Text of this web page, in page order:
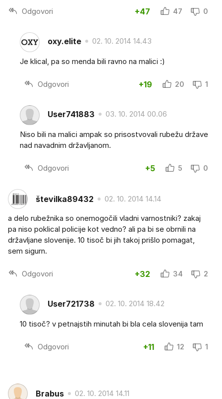
Odgovori +47 47 0
oxy.elite 02. 10. 2014 14.43
Je klical, pa so menda bili ravno na malici :)
Odgovori +19 20 1
User741883 03. 10. 2014 00.06
Niso bili na malici ampak so prisostvovali rubežu države
nad navadnim državljanom.
Odgovori +5 5 0
številka89432 02. 10. 2014 14.14
a delo rubežnika so onemogočili vladni varnostniki? zakaj
pa niso poklical policije kot vedno? ali pa bi se obrnili na
državljane slovenije. 10 tisoč bi jih takoj prišlo pomagat,
sem sigurn.
Odgovori +32 34 2
User721738 02. 10. 2014 18.42
10 tisoč? v petnajstih minutah bi bla cela slovenija tam
Odgovori +11 12 1
Brabus 02. 10. 2014 14.11